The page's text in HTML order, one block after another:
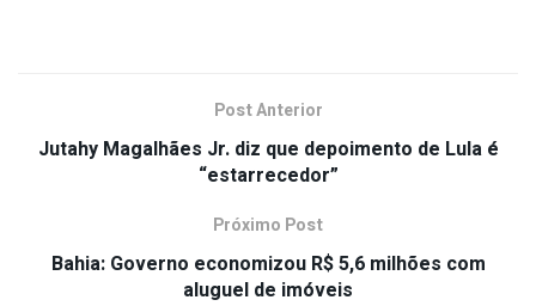
Post Anterior
Jutahy Magalhães Jr. diz que depoimento de Lula é
“estarrecedor”
Próximo Post
Bahia: Governo economizou R$ 5,6 milhões com
aluguel de imóveis